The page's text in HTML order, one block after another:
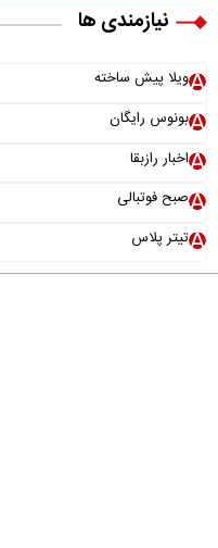
نیازمندی ها
ویلا پیش ساخته
بونوس رایگان
اخبار رازبقا
صبح فوتبالی
تیتر پلاس